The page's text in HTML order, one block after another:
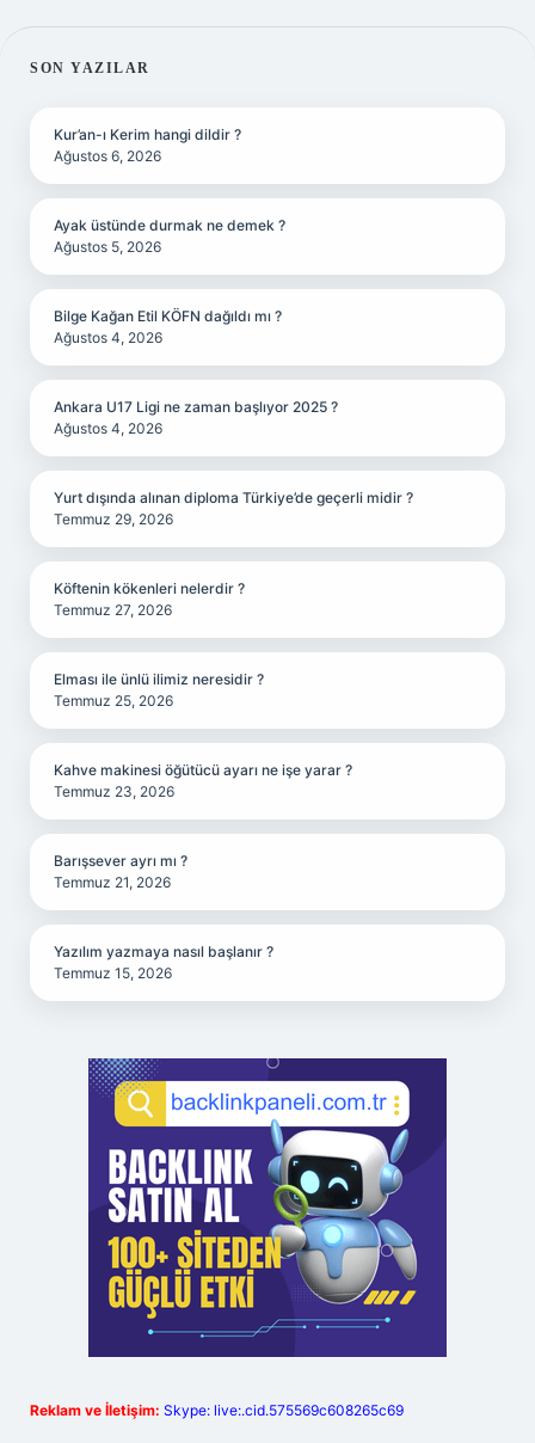
SIDEBAR
SON YAZILAR
Kur’an-ı Kerim hangi dildir ?
Ağustos 6, 2026
Ayak üstünde durmak ne demek ?
Ağustos 5, 2026
Bilge Kağan Etil KÖFN dağıldı mı ?
Ağustos 4, 2026
Ankara U17 Ligi ne zaman başlıyor 2025 ?
Ağustos 4, 2026
Yurt dışında alınan diploma Türkiye’de geçerli midir ?
Temmuz 29, 2026
Köftenin kökenleri nelerdir ?
Temmuz 27, 2026
Elması ile ünlü ilimiz neresidir ?
Temmuz 25, 2026
Kahve makinesi öğütücü ayarı ne işe yarar ?
Temmuz 23, 2026
Barışsever ayrı mı ?
Temmuz 21, 2026
Yazılım yazmaya nasıl başlanır ?
Temmuz 15, 2026
Reklam ve İletişim: Skype: live:.cid.575569c608265c69